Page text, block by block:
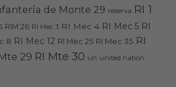
de Monte 29 reserva RI 1
RIM 26 RI Mec 3 RI Mec 4 RI Mec 5 RI
8 RI Mec 12 RI Mec 25 RI Mec 35 RI
29 RI Mte 30 un united nation